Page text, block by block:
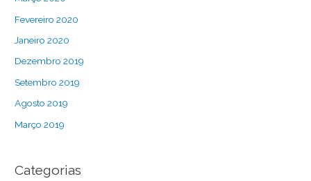
Fevereiro 2020
Janeiro 2020
Dezembro 2019
Setembro 2019
Agosto 2019
Março 2019
Categorias